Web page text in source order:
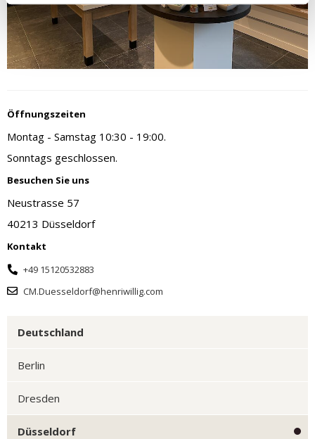
Deutschland
Berlin
Dresden
Düsseldorf
Öffnungszeiten
Montag - Samstag 10:30 - 19:00.
Sonntags geschlossen.
Besuchen Sie uns
Neustrasse 57
40213 Düsseldorf
Kontakt
+49 15120532883
CM.Duesseldorf@henriwillig.com